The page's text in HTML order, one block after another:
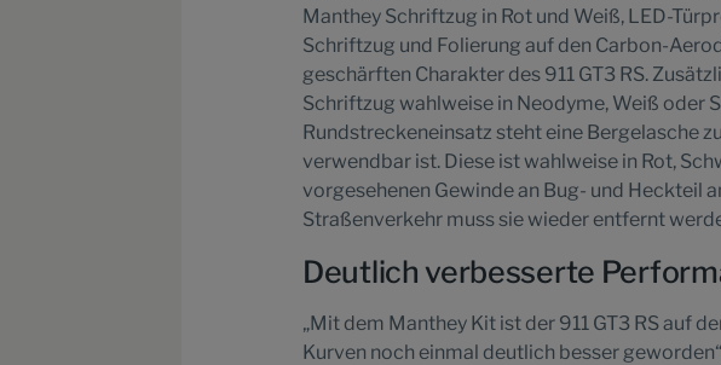
Manthey Schriftzug in Rot und Weiß, LED-
Schriftzug und Folierung auf den Carbon-
geschärften Charakter des 911 GT3 RS.
Schriftzug wahlweise in Neodyme, Weiß oder
Rundstreckeneinsatz steht eine Bergelasche
verwendbar ist. Diese ist wahlweise in Rot,
vorgesehenen Gewinde an Bug- und Heckteil
Straßenverkehr muss sie wieder entfernt
Deutlich verbesserte
„Mit dem Manthey Kit ist der 911 GT3 RS auf
Kurven noch einmal deutlich besser